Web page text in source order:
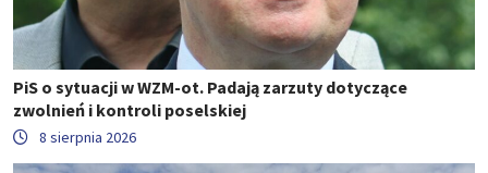
PiS o sytuacji w WZM-ot. Padają zarzuty dotyczące
zwolnień i kontroli poselskiej
8 sierpnia 2026